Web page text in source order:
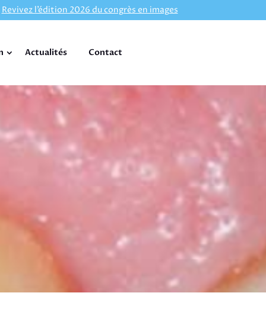
Revivez l’édition 2026 du congrès en images
Actualités Contact